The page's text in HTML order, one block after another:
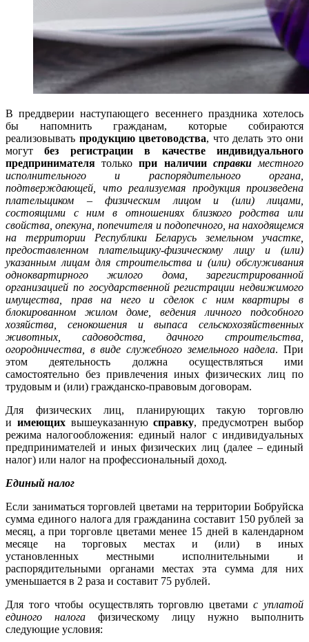
В преддверии наступающего весеннего праздника хотелось
бы напомнить гражданам, которые собираются
реализовывать продукцию цветоводства, что делать это они
могутбез регистрации в качестве индивидуального
предпринимателя толькопри наличии справки местного
исполнительного и распорядительного органа,
подтверждающей, что реализуемая продукция произведена
плательщиком – физическим лицом и (или) лицами,
состоящими с ним в отношениях близкого родства или
свойства, опекуна, попечителя и подопечного, на находящемся
на территории Республики Беларусь земельном участке,
предоставленном плательщику-физическому лицу и (или)
указанным лицам для строительства и (или) обслуживания
одноквартирного жилого дома, зарегистрированной
организацией по государственной регистрации недвижимого
имущества, прав на него и сделок с ним квартиры в
блокированном жилом доме, ведения личного подсобного
хозяйства, сенокошения и выпаса сельскохозяйственных
животных, садоводства, дачного строительства,
огородничества, в виде служебного земельного надела.При
этом деятельность должна осуществляться ими
самостоятельно без привлечения иных физических лиц по
трудовым и (или) гражданско-правовым договорам.
Для физических лиц, планирующих такую торговлю
и имеющихвышеуказаннуюсправку, предусмотрен выбор
режима налогообложения: единый налог с индивидуальных
предпринимателей и иных физических лиц (далее – единый
налог) или налог на профессиональный доход.
Единый налог
Если заниматься торговлей цветами на территории Бобруйска
сумма единого налога для гражданина составит 150 рублей за
месяц, а при торговле цветамименее 15 дней в календарном
месяце на торговых местах и (или) в иных
установленных
местными исполнительными и
распорядительными органами
местах эта сумма для них
уменьшается в 2 раза и составит 75 рублей.
Для того чтобы осуществлять торговлю цветами с уплатой
единого налога
физическому лицу нужно выполнить
следующие условия: